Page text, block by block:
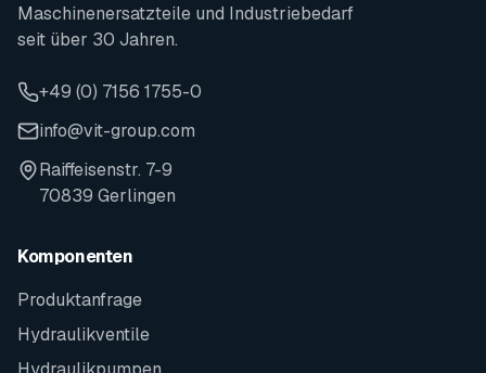
Maschinenersatzteile und Industriebedarf
seit über 30 Jahren.
+49 (0) 7156 1755-0
info@vit-group.com
Raiffeisenstr. 7-9
70839 Gerlingen
Komponenten
Produktanfrage
Hydraulikventile